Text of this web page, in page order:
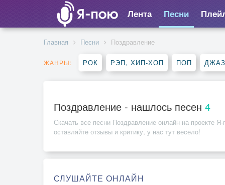
Лента Песни
Главная Песни Поздравление
ЖАНРЫ: РОК РЭП, ХИП-ХОП ПОП
Поздравление - нашлось песен 4
Скачать все песни Поздравление онлайн на проекте
оставляйте отзывы и критику, у нас тут весело!
СЛУШАЙТЕ ОНЛАЙН